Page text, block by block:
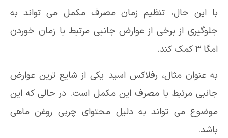
با این حال، تنظیم زمان مصرف مکمل می تواند به
جلوگیری از برخی از عوارض جانبی مرتبط با زمان خوردن
امگا 3 کمک کند.
به عنوان مثال، رفلاکس اسید یکی از شایع ترین عوارض
جانبی مرتبط با مصرف این مکمل است. در حالی که این
موضوع می تواند به دلیل محتوای چربی روغن ماهی
باشد.